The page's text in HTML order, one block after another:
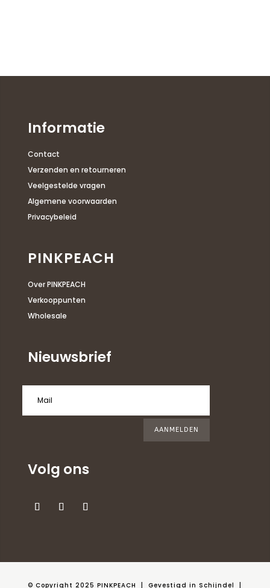
Informatie
Contact
Verzenden en retourneren
Veelgestelde vragen
Algemene voorwaarden
Privacybeleid
PINKPEACH
Over PINKPEACH
Verkooppunten
Wholesale
Nieuwsbrief
AANMELDEN
Volg ons
© Copyright 2025 PINKPEACH | Gevestigd in Schijndel |